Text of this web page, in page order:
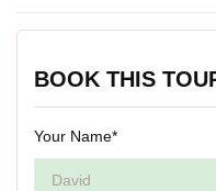
BOOK THIS
Your Name*